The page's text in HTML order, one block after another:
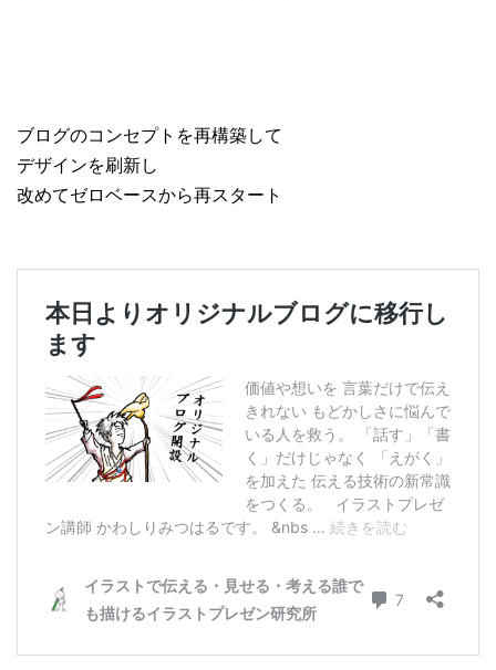
ブログのコンセプトを再構築して
デザインを刷新し
改めてゼロベースから再スタート